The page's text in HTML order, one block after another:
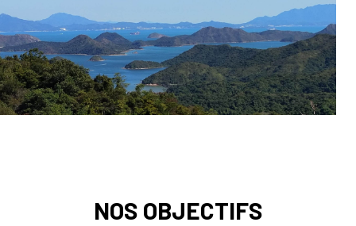
NOS OBJECTIFS